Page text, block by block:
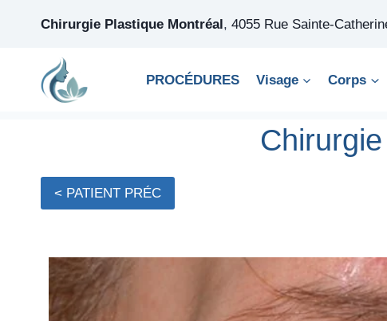
Chirurgie Plastique Montréal, 4055 Rue Sainte-
PROCÉDURES Visage Corps
< PATIENT PRÉC